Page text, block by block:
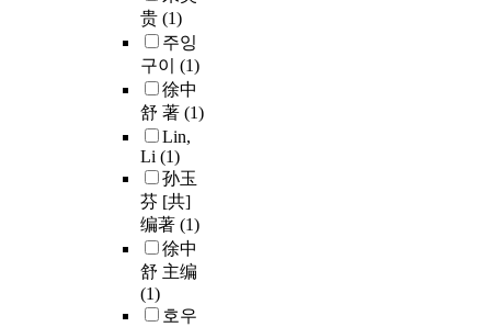
贵 (1)
주잉
구이 (1)
徐中
舒 著 (1)
Lin,
Li (1)
孙玉
芬 [共]
编著 (1)
徐中
舒 主编
(1)
호우